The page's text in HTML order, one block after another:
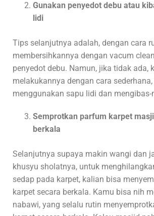
Gunakan penyedot debu atau
lidi
Tips selanjutnya adalah, dengan cara
membersihkannya dengan vacum
penyedot debu. Namun, jika tidak ada,
melakukannya dengan cara
menggunakan sapu lidi dan
Semprotkan parfum karpet
berkala
Selanjutnya supaya makin wangi dan
khusyu sholatnya, untuk
sedap pada karpet, kalian bisa
karpet secara berkala. Kamu bisa nih
nabawi, yang selalu rutin